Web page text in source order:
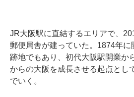
JR大阪駅に直結するエリアで、
郵便局舎が建っていた。1874年
跡地でもあり、初代大阪駅開業か
からの大阪を成長させる起点とし
でいく。